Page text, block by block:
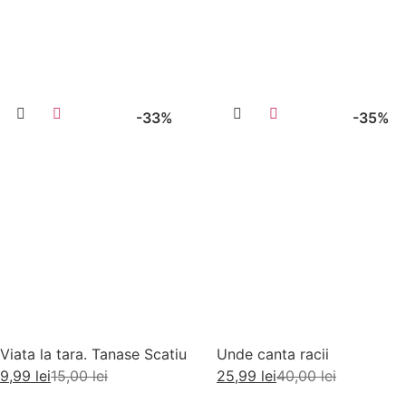
-33%
Viata la tara. Tanase Scatiu
15,00lei
9,99 lei
-35%
Unde canta racii
40,00lei
25,99 lei